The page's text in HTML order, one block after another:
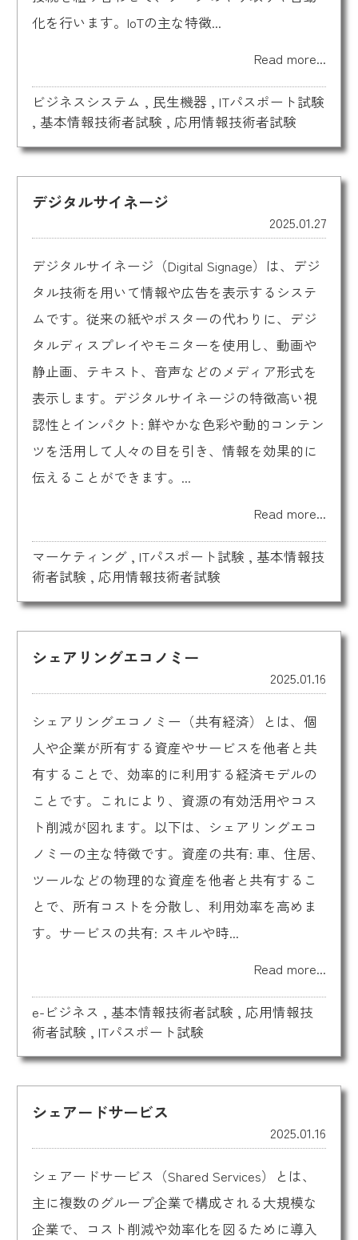
化を行います。IoTの主な特徴...
Read more...
ビジネスシステム , 民生機器, ITパスポート試験
, 基本情報技術者試験 , 応用情報技術者試験
デジタルサイネージ
2025.01.27
デジタルサイネージ（Digital Signage）は、デジ
タル技術を用いて情報や広告を表示するシステ
ムです。従来の紙やポスターの代わりに、デジ
タルディスプレイやモニターを使用し、動画や
静止画、テキスト、音声などのメディア形式を
表示します。デジタルサイネージの特徴高い視
認性とインパクト: 鮮やかな色彩や動的コンテン
ツを活用して人々の目を引き、情報を効果的に
伝えることができます。...
Read more...
マーケティング, ITパスポート試験 , 基本情報技
術者試験 , 応用情報技術者試験
シェアリングエコノミー
2025.01.16
シェアリングエコノミー（共有経済）とは、個
人や企業が所有する資産やサービスを他者と共
有することで、効率的に利用する経済モデルの
ことです。これにより、資源の有効活用やコス
ト削減が図れます。以下は、シェアリングエコ
ノミーの主な特徴です。資産の共有: 車、住居、
ツールなどの物理的な資産を他者と共有するこ
とで、所有コストを分散し、利用効率を高めま
す。サービスの共有: スキルや時...
Read more...
e-ビジネス , 基本情報技術者試験 , 応用情報技
術者試験 , ITパスポート試験
シェアードサービス
2025.01.16
シェアードサービス（Shared Services）とは、
主に複数のグループ企業で構成される大規模な
企業で、コスト削減や効率化を図るために導入